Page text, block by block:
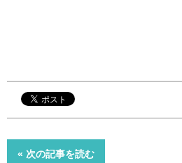
« 次の記事を読む